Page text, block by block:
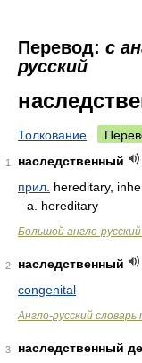
Перевод: с
русский
Толкование
1
наследственный
прил. hereditary,
a. hereditary
Большой англо-
2
наследственный
congenital
Англо-русский
3
наследственный